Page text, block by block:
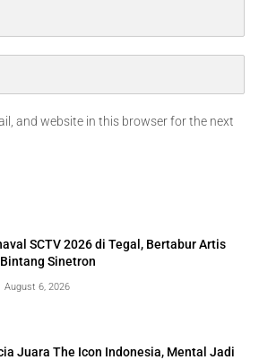
and website in this browser for the next
SCTV 2026 di Tegal, Bertabur Artis
Sinetron
August 6, 2026
Juara The Icon Indonesia, Mental Jadi